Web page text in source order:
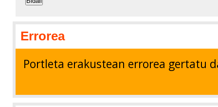
Errorea
Portleta erakustean errorea gertatu